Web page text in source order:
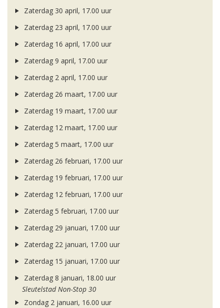
Zaterdag 30 april, 17.00 uur
Zaterdag 23 april, 17.00 uur
Zaterdag 16 april, 17.00 uur
Zaterdag 9 april, 17.00 uur
Zaterdag 2 april, 17.00 uur
Zaterdag 26 maart, 17.00 uur
Zaterdag 19 maart, 17.00 uur
Zaterdag 12 maart, 17.00 uur
Zaterdag 5 maart, 17.00 uur
Zaterdag 26 februari, 17.00 uur
Zaterdag 19 februari, 17.00 uur
Zaterdag 12 februari, 17.00 uur
Zaterdag 5 februari, 17.00 uur
Zaterdag 29 januari, 17.00 uur
Zaterdag 22 januari, 17.00 uur
Zaterdag 15 januari, 17.00 uur
Zaterdag 8 januari, 18.00 uur
Sleutelstad Non-Stop 30
Zondag 2 januari, 16.00 uur